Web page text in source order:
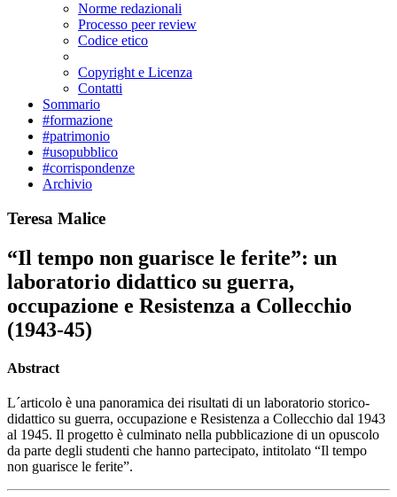
Norme redazionali
Processo peer review
Codice etico
Copyright e Licenza
Contatti
Sommario
#formazione
#patrimonio
#usopubblico
#corrispondenze
Archivio
Teresa Malice
“Il tempo non guarisce le ferite”: un
laboratorio didattico su guerra,
occupazione e Resistenza a Collecchio
(1943-45)
Abstract
L´articolo è una panoramica dei risultati di un laboratorio storico-
didattico su guerra, occupazione e Resistenza a Collecchio dal 1943
al 1945. Il progetto è culminato nella pubblicazione di un opuscolo
da parte degli studenti che hanno partecipato, intitolato “Il tempo
non guarisce le ferite”.